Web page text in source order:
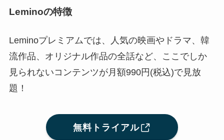
Leminoの特徴
Leminoプレミアムでは、人気の映画やドラマ、韓
流作品、オリジナル作品の全話など、ここでしか
見られないコンテンツが月額990円(税込)で見放
題！
無料トライアル